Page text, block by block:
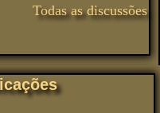
Todas as discussões